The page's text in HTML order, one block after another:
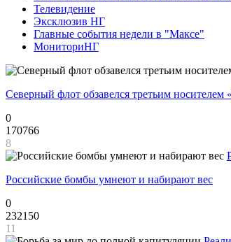
Телевидение
Эксклюзив НГ
Главные события недели в "Максе"
МониториНГ
Северный флот обзавелся третьим носителем
0
170766
8
Российские бомбы умнеют и набирают вес
0
232150
11